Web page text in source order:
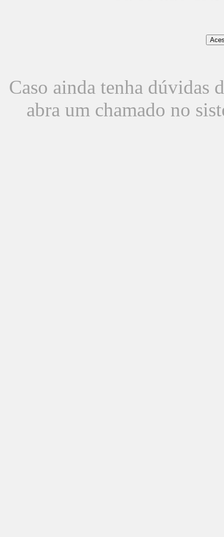
Caso ainda tenha dúvidas
abra um chamado no